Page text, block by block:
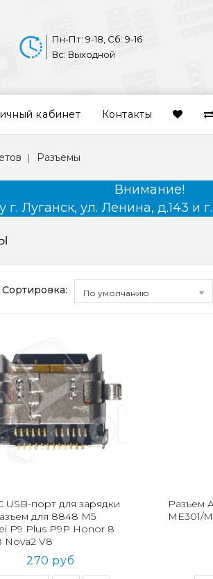
Пн-Пт: 9-18, Сб: 9-16
Вс: Выходной
кабинет Контакты
Разъемы
Внимание!
Луганск, ул. Ленина, д.143 и
Сортировка: По умолчанию
USB-порт для зарядки
для 8848 M5
P9 Plus P9P Honor 8
Nova2 V8
270 руб
Разъем
ME301/